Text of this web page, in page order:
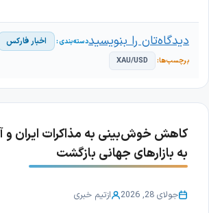
اخبار فارکس
XAU/USD
دیدگاه‌تان را بنویسید
کاهش خوش‌بینی به مذاکرات ایران و
به بازارهای جهانی بازگشت
جولای 28, 2026 ازتیم خبری